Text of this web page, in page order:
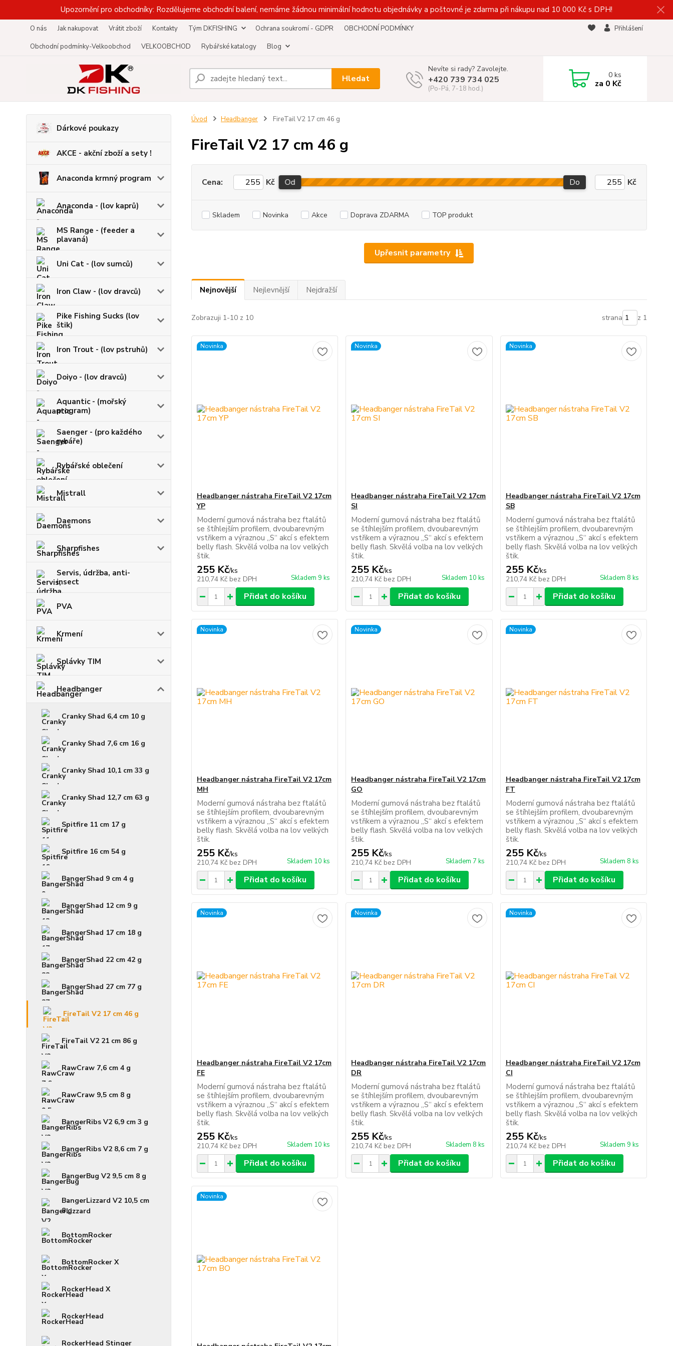
Upozornění pro obchodníky: Rozdělujeme obchodní balení, nemáme žádnou minimální hodnotu objednávky a poštovné je zdarma při nákupu nad 10 000 Kč s DPH!
O nás Jak nakupovat Vrátit zboží Kontakty Tým DKFISHING Ochrana soukromí - GDPR
OBCHODNÍ PODMÍNKY
Obchodní podmínky-Velkoobchod
VELKOOBCHOD Rybářské katalogy Blog
Přihlášení
Hledat
Nevíte si rady? Zavolejte.
+420 739 734 025
(Po-Pá, 7-18 hod.)
0ks
za 0 Kč
Dárkové poukazy
AKCE - akční zboží a sety !
Anaconda krmný program
Anaconda - (lov kaprů)
MS Range - (feeder a
plavaná)
Uni Cat - (lov sumců)
Iron Claw - (lov dravců)
Pike Fishing Sucks (lov
štik)
Iron Trout - (lov pstruhů)
Doiyo - (lov dravců)
Aquantic - (mořský
program)
Saenger - (pro každého
rybáře)
Rybářské oblečení
Mistrall
Daemons
Sharpfishes
Servis, údržba, anti-
insect
PVA
Krmení
Splávky TIM
Headbanger
Cranky Shad 6,4 cm 10 g
Cranky Shad 7,6 cm 16 g
Cranky Shad 10,1 cm 33 g
Cranky Shad 12,7 cm 63 g
Spitfire 11 cm 17 g
Spitfire 16 cm 54 g
BangerShad 9 cm 4 g
BangerShad 12 cm 9 g
BangerShad 17 cm 18 g
BangerShad 22 cm 42 g
BangerShad 27 cm 77 g
FireTail V2 17 cm 46 g
FireTail V2 21 cm 86 g
RawCraw 7,6 cm 4 g
RawCraw 9,5 cm 8 g
BangerRibs V2 6,9 cm 3 g
BangerRibs V2 8,6 cm 7 g
BangerBug V2 9,5 cm 8 g
BangerLizzard V2 10,5 cm
8 g
BottomRocker
BottomRocker X
RockerHead X
RockerHead
RockerHead Stinger
Úvod Headbanger FireTail V2 17 cm 46 g
FireTail V2 17 cm 46 g
Upřesnit parametry
Cena: Kč Od Do Kč
Skladem Novinka Akce Doprava ZDARMA TOP produkt
Nejnovější Nejlevnější Nejdražší
Zobrazuji 1-10 z 10 strana z 1
Novinka
Headbanger nástraha FireTail V2 17cm
YP
Moderní gumová nástraha bez ftalátů
se štíhlejším profilem, dvoubarevným
vstřikem a výraznou „S“ akcí s efektem
belly flash. Skvělá volba na lov velkých
štik.
255 Kč/ks
210,74 Kč bez DPH Skladem 9 ks
Přidat do košíku
Novinka
Headbanger nástraha FireTail V2 17cm
SI
Moderní gumová nástraha bez ftalátů
se štíhlejším profilem, dvoubarevným
vstřikem a výraznou „S“ akcí s efektem
belly flash. Skvělá volba na lov velkých
štik.
255 Kč/ks
210,74 Kč bez DPH Skladem 10 ks
Přidat do košíku
Novinka
Headbanger nástraha FireTail V2 17cm
SB
Moderní gumová nástraha bez ftalátů
se štíhlejším profilem, dvoubarevným
vstřikem a výraznou „S“ akcí s efektem
belly flash. Skvělá volba na lov velkých
štik.
255 Kč/ks
210,74 Kč bez DPH Skladem 8 ks
Přidat do košíku
Novinka
Headbanger nástraha FireTail V2 17cm
MH
Moderní gumová nástraha bez ftalátů
se štíhlejším profilem, dvoubarevným
vstřikem a výraznou „S“ akcí s efektem
belly flash. Skvělá volba na lov velkých
štik.
255 Kč/ks
210,74 Kč bez DPH Skladem 10 ks
Přidat do košíku
Novinka
Headbanger nástraha FireTail V2 17cm
GO
Moderní gumová nástraha bez ftalátů
se štíhlejším profilem, dvoubarevným
vstřikem a výraznou „S“ akcí s efektem
belly flash. Skvělá volba na lov velkých
štik.
255 Kč/ks
210,74 Kč bez DPH Skladem 7 ks
Přidat do košíku
Novinka
Headbanger nástraha FireTail V2 17cm
FT
Moderní gumová nástraha bez ftalátů
se štíhlejším profilem, dvoubarevným
vstřikem a výraznou „S“ akcí s efektem
belly flash. Skvělá volba na lov velkých
štik.
255 Kč/ks
210,74 Kč bez DPH Skladem 8 ks
Přidat do košíku
Novinka
Headbanger nástraha FireTail V2 17cm
FE
Moderní gumová nástraha bez ftalátů
se štíhlejším profilem, dvoubarevným
vstřikem a výraznou „S“ akcí s efektem
belly flash. Skvělá volba na lov velkých
štik.
255 Kč/ks
210,74 Kč bez DPH Skladem 10 ks
Přidat do košíku
Novinka
Headbanger nástraha FireTail V2 17cm
DR
Moderní gumová nástraha bez ftalátů
se štíhlejším profilem, dvoubarevným
vstřikem a výraznou „S“ akcí s efektem
belly flash. Skvělá volba na lov velkých
štik.
255 Kč/ks
210,74 Kč bez DPH Skladem 8 ks
Přidat do košíku
Novinka
Headbanger nástraha FireTail V2 17cm
CI
Moderní gumová nástraha bez ftalátů
se štíhlejším profilem, dvoubarevným
vstřikem a výraznou „S“ akcí s efektem
belly flash. Skvělá volba na lov velkých
štik.
255 Kč/ks
210,74 Kč bez DPH Skladem 9 ks
Přidat do košíku
Novinka